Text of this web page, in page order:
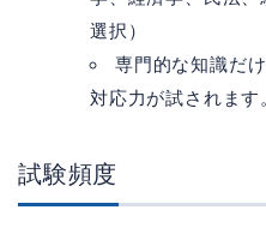
選択）
専門的な知識だ
対応力が試されます
試験頻度